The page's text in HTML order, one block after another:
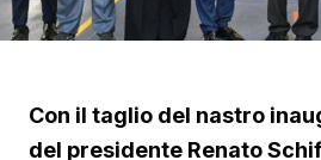
Con il taglio del nastro
del presidente Renato